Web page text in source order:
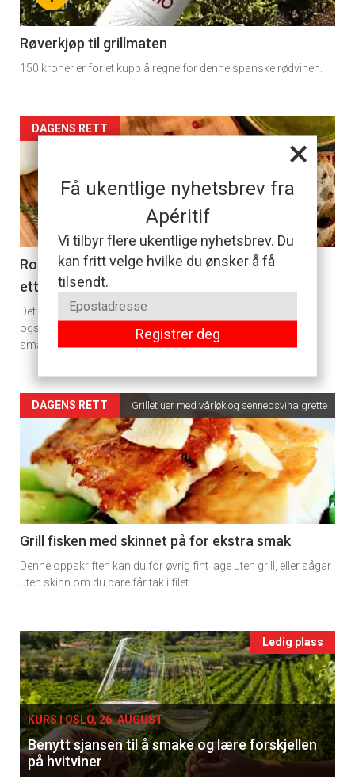
×
Få ukentlige nyhetsbrev fra
Apéritif
Vi tilbyr flere ukentlige nyhetsbrev. Du
kan fritt velge hvilke du ønsker å få
tilsendt.
Registrer deg
section
11
Dagens
rett
Røverkjøp til grillmaten
150 kroner er for et kupp å regne for denne spanske rødvinen.
Artikler
detail
-
section
11
Dagens
rett
DAGENS RETT
Rollmops: Det er en grunn til at tyskere er ville
etter denne retten
Det er ikke bare for at den smaker godt med en snaps, men
også for at denne måten å tilberede sild på får ut den beste
smaken.
Artikler
detail
-
section
11
Ukens
DAGENS RETT Grillet uer med vårløk og sennepsvinaigrette
Grill fisken med skinnet på for ekstra smak
Denne oppskriften kan du for øvrig fint lage uten grill, eller sågar
uten skinn om du bare får tak i filet.
Events
single
Ledig plass
KURS I OSLO, 26. AUGUST
Benytt sjansen til å smake og lære forskjellen
på hvitviner